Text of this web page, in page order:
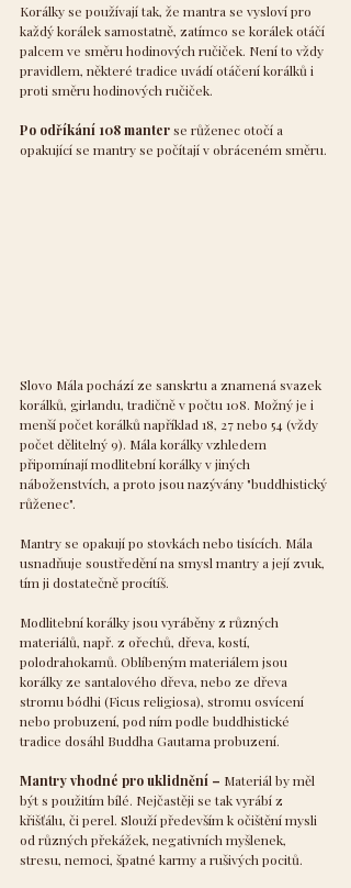
Korálky se používají tak, že mantra se vysloví pro
každý korálek samostatně, zatímco se korálek otáčí
palcem ve směru hodinových ručiček. Není to vždy
pravidlem, některé tradice uvádí otáčení korálků i
proti směru hodinových ručiček.
Po odříkání 108 manter se růženec otočí a
opakující se mantry se počítají v obráceném směru.
Slovo Mála pochází ze sanskrtu a znamená svazek
korálků, girlandu, tradičně v počtu 108. Možný je i
menší počet korálků například 18, 27 nebo 54 (vždy
počet dělitelný 9). Mála korálky vzhledem
připomínají modlitební korálky v jiných
náboženstvích, a proto jsou nazývány "buddhistický
růženec".
Mantry se opakují po stovkách nebo tisících. Mála
usnadňuje soustředění na smysl mantry a její zvuk,
tím ji dostatečně procítíš.
Modlitební korálky jsou vyráběny z různých
materiálů, např. z ořechů, dřeva, kostí,
polodrahokamů. Oblíbeným materiálem jsou
korálky ze santalového dřeva, nebo ze dřeva
stromu bódhi (Ficus religiosa), stromu osvícení
nebo probuzení, pod ním podle buddhistické
tradice dosáhl Buddha Gautama probuzení.
Mantry vhodné pro uklidnění – Materiál by měl
být s použitím bílé. Nejčastěji se tak vyrábí z
křišťálu, či perel. Slouží především k očištění mysli
od různých překážek, negativních myšlenek,
stresu, nemoci, špatné karmy a rušivých pocitů.